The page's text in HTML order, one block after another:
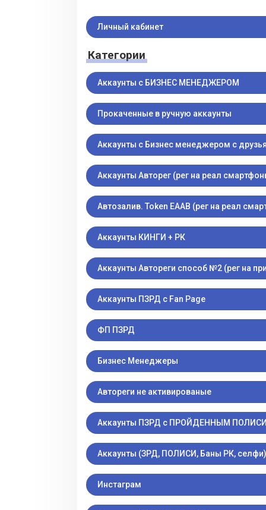
Личный кабинет
Категории
Аккаунты с БИЗНЕС МЕНЕДЖЕРОМ
Прокаченные в ручную аккаунты
Аккаунты с Бизнес менеджером с
Аккаунты Авторег (рег на реал
Автозалив. Token EAAB (рег на реал
Аккаунты КИНГИ + РК
Аккаунты Автореги способ №2 (рег на
Аккаунты ПЗРД с Fan Page
ФП ПЗРД
Бизнес Менеджеры
Автореги не активированые
Аккаунты ПЗРД с ПРОЙДЕННЫМ
Аккаунты (ЗРД, ПОЛИСИ, Баны РК, селфи)
Инстаграм